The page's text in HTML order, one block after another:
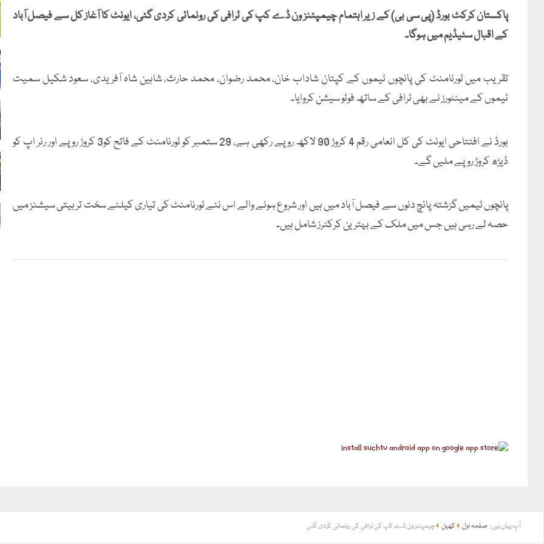
پاکستان کرکٹ بورڈ (پی سی بی) کے زیر اہتمام چیمپئنز ون ڈے کپ کی ٹرافی کی رونمائی کردی گئی، ایونٹ کا آغاز کل سے فیصل آباد
کے اقبال سٹیڈیم میں ہوگا۔
تقریب میں ٹورنامنٹ کی پانچوں ٹیموں کے کپتان شاداب خان، محمد رضوان، محمد حارث، شاہین شاہ آفریدی، سعود شکیل سمیت
ٹیموں کے مینٹورز نے بھی ٹرافی کے ساتھ فوٹو سیشن کروایا۔
بورڈ نے افتتاحی ایونٹ کی کل انعامی رقم 4 کروڑ 90 لاکھ روپے رکھی ہے، 29 ستمبر کو ٹورنامنٹ کے فاتح کو3 کروڑ روپے اور رنر اپ کو
ڈیڑھ کروڑ روپے ملیں گے۔
پانچوں ٹیمیں گزشتہ پانچ دنوں سے فیصل آباد میں ہیں اور شروع ہونے والے اس نئے ٹورنامنٹ کی تیاری کیلئے سخت تربیتی سیشنز میں
حصہ لے رہی ہیں جس میں ملک کے بہترین کرکٹرز شامل ہیں۔
آپ یہاں ہیں: صفحہ اول کھیل چیمپئنز ون ڈے کپ کی ٹرافی کی رونمائی کردی گئی